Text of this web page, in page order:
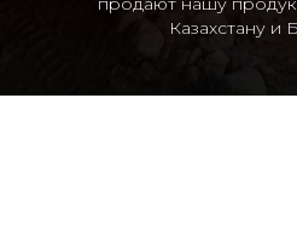
Казахстану и